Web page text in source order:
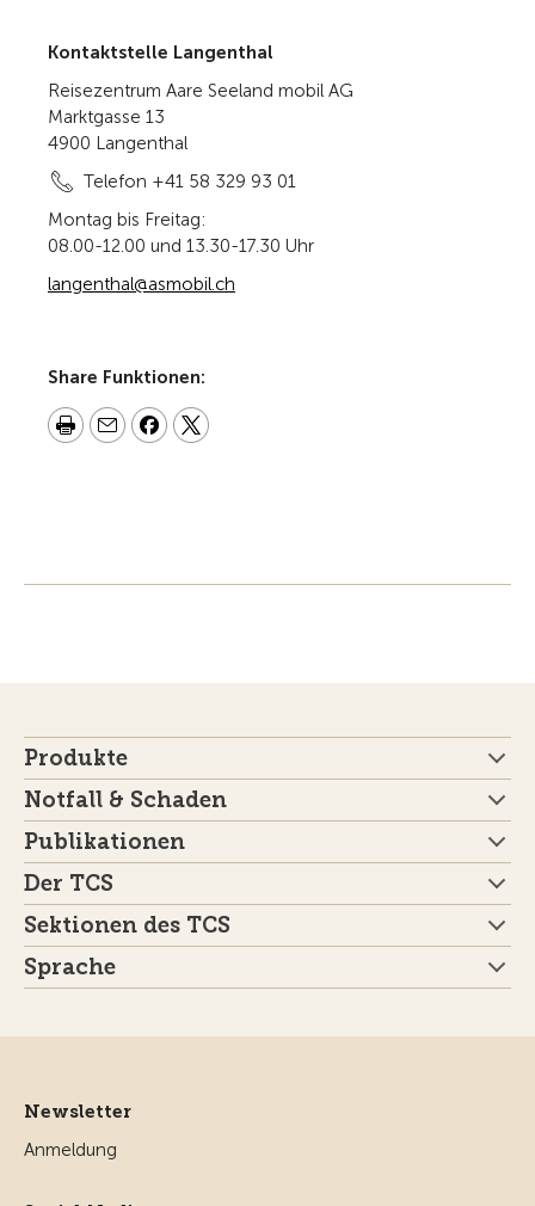
Kontaktstelle Langenthal
Reisezentrum Aare Seeland mobil AG
Marktgasse 13
4900 Langenthal
Telefon +41 58 329 93 01
Montag bis Freitag:
08.00-12.00 und 13.30-17.30 Uhr
langenthal@asmobil.ch
Share Funktionen:
Produkte
Notfall & Schaden
Publikationen
Der TCS
Sektionen des TCS
Sprache
Newsletter
Anmeldung